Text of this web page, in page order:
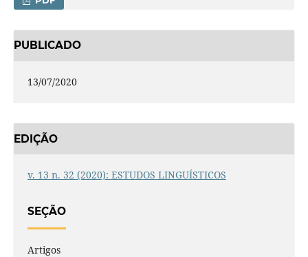
PUBLICADO
13/07/2020
EDIÇÃO
v. 13 n. 32 (2020): ESTUDOS LINGUÍSTICOS
SEÇÃO
Artigos